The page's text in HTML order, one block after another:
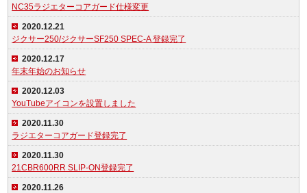
NC35ラジエターコアガード仕様変更
2020.12.21
ジクサー250/ジクサーSF250 SPEC-A 登録完了
2020.12.17
年末年始のお知らせ
2020.12.03
YouTubeアイコンを設置しました
2020.11.30
ラジエターコアガード登録完了
2020.11.30
21CBR600RR SLIP-ON登録完了
2020.11.26